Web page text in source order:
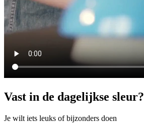
Vast in de dagelijkse sleur?
Je wilt iets leuks of bijzonders doen